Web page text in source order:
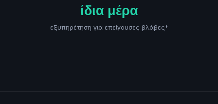
ίδια μέρα
εξυπηρέτηση για επείγουσες βλάβες*